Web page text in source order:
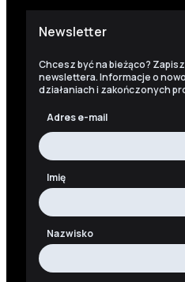
Newsletter
Chcesz być na bieżąco?
newslettera. Informacje o
działaniach i zakończonych
Adres e-mail
Imię
Nazwisko